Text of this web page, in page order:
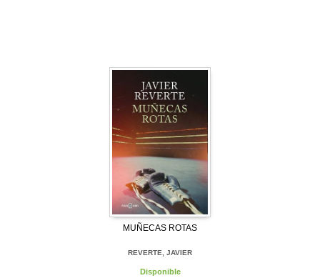
MUÑECAS ROTAS
REVERTE, JAVIER
Disponible